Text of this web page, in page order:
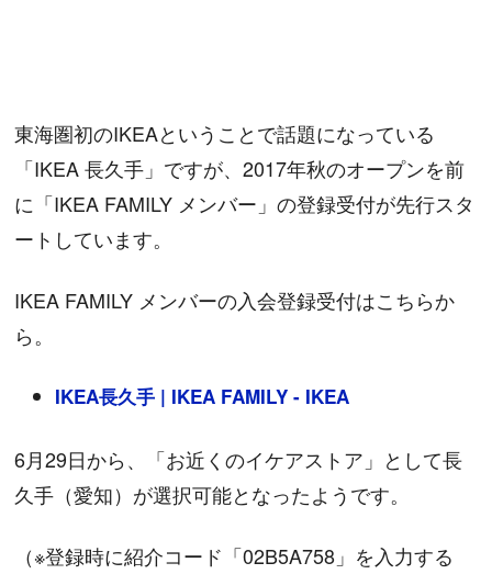
東海圏初のIKEAということで話題になっている
「IKEA 長久手」ですが、2017年秋のオープンを前
に「IKEA FAMILY メンバー」の登録受付が先行スタ
ートしています。
IKEA FAMILY メンバーの入会登録受付はこちらか
ら。
IKEA長久手 | IKEA FAMILY - IKEA
6月29日から、「お近くのイケアストア」として長
久手（愛知）が選択可能となったようです。
（※登録時に紹介コード「02B5A758」を入力する